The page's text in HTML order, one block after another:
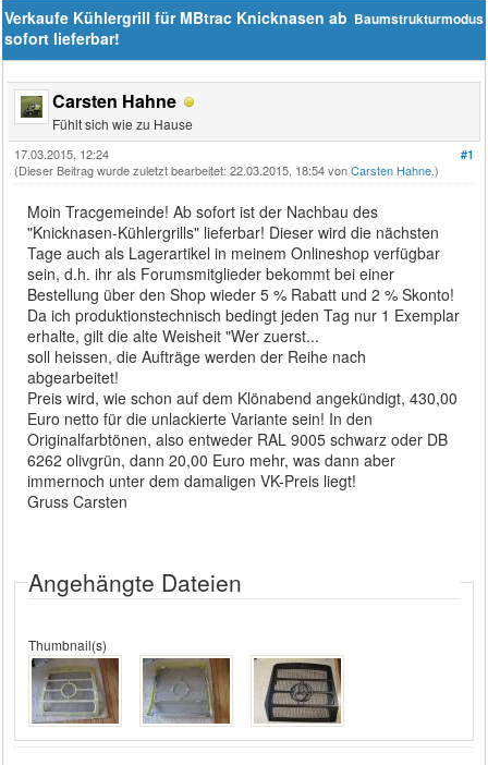
Baumstrukturmodus
Verkaufe Kühlergrill für MBtrac Knicknasen ab
sofort lieferbar!
Carsten Hahne
Fühlt sich wie zu Hause
#1
17.03.2015, 12:24
(Dieser Beitrag wurde zuletzt bearbeitet: 22.03.2015, 18:54 vonCarsten Hahne.)
Moin Tracgemeinde! Ab sofort ist der Nachbau des
"Knicknasen-Kühlergrills" lieferbar! Dieser wird die nächsten
Tage auch als Lagerartikel in meinem Onlineshop verfügbar
sein, d.h. ihr als Forumsmitglieder bekommt bei einer
Bestellung über den Shop wieder 5 % Rabatt und 2 % Skonto!
Da ich produktionstechnisch bedingt jeden Tag nur 1 Exemplar
erhalte, gilt die alte Weisheit "Wer zuerst...
soll heissen, die Aufträge werden der Reihe nach
abgearbeitet!
Preis wird, wie schon auf dem Klönabend angekündigt, 430,00
Euro netto für die unlackierte Variante sein! In den
Originalfarbtönen, also entweder RAL 9005 schwarz oder DB
6262 olivgrün, dann 20,00 Euro mehr, was dann aber
immernoch unter dem damaligen VK-Preis liegt!
Gruss Carsten
Angehängte Dateien
Thumbnail(s)